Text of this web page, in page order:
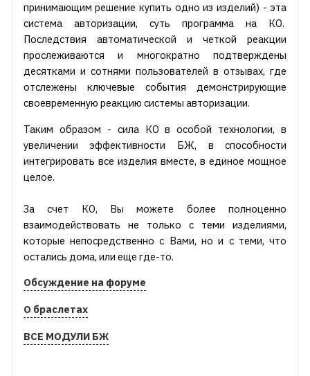
принимающим решение купить одно из изделий) - эта
система авторизации, суть программа на КО.
Последствия автоматической и четкой реакции
прослеживаются и многократно подтверждены
десятками и сотнями пользователей в отзывах, где
отслежены ключевые события демонстрирующие
своевременную реакцию системы авторизации.
Таким образом - сила КО в особой технологии, в
увеличении эффективности БЖ, в способности
интегрировать все изделия вместе, в единое мощное
целое.
За счет КО, Вы можете более полноценно
взаимодействовать не только с теми изделиями,
которые непосредственно с Вами, но и с теми, что
остались дома, или еще где-то.
Обсуждение на форуме
О браслетах
ВСЕ МОДУЛИ БЖ